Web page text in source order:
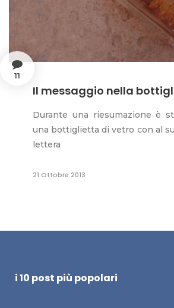
11
Il messaggio nella
Durante una riesumazione è
una bottiglietta di vetro con al
lettera
21 Ottobre 2013
i 10 post più popolari